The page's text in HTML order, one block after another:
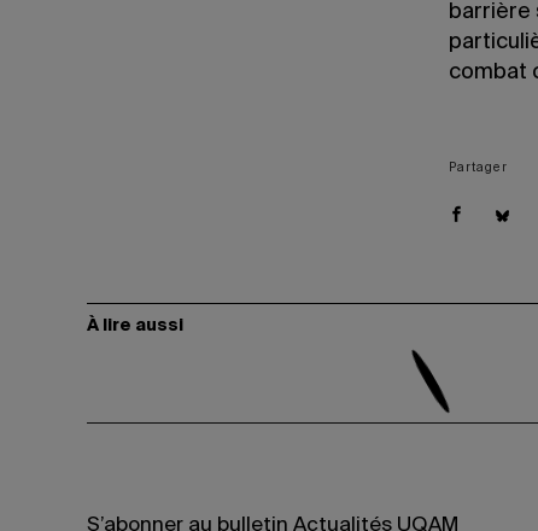
barrière
combat
Partager
À lire aussi
S’abonner au bulletin Actualités UQAM